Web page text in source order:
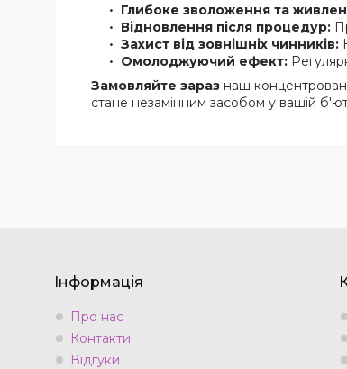
Глибоке зволоження та
Відновлення після процедур:
Захист від зовнішніх чинників:
Омолоджуючий ефект:
Замовляйте зараз наш
стане незамінним засобом у вашій
Інформація
Про нас
Контакти
Відгуки